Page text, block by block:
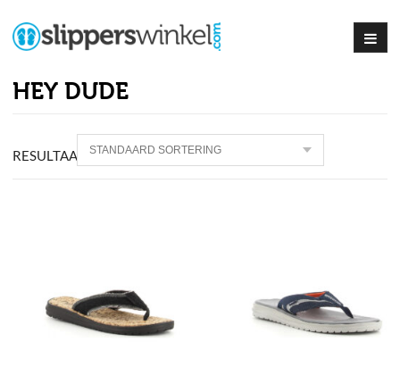
HEY DUDE
RESULTAAT 8PRODUCTEN